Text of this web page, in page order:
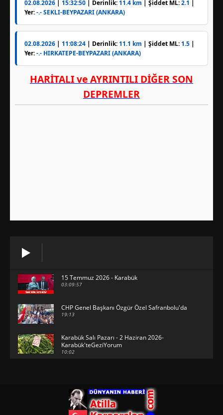
15 Temmuz 2026 - Karabük
03:09:57
CHP Genel Başkanı Özgür Özel Safranbolu'da
19:13
Karabük Salı Pazarı - 2 Haziran 2026-
Karabük'teGeziYorum
10:02
HAVUZBAŞINDA BAYRAMLAŞMA Karabük
Valiliği Havuzlubahçe'de bayramlaşma
düzenledi
15:17